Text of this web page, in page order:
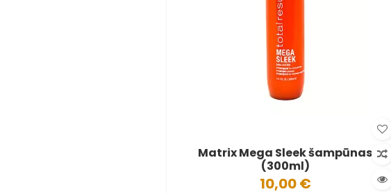
Matrix Mega Sleek šampūnas
(300ml)
10,00 €